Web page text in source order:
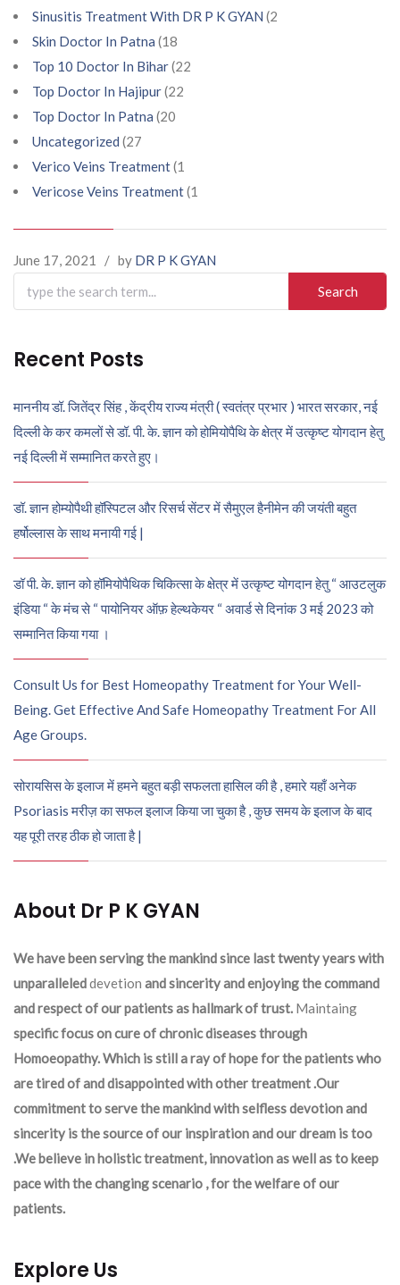
Sinusitis Treatment With DR P K GYAN (2
Skin Doctor In Patna (18
Top 10 Doctor In Bihar(22
Top Doctor In Hajipur(22
Top Doctor In Patna (20
Uncategorized (27
Verico Veins Treatment(1
Vericose Veins Treatment(1
June 17, 2021 / by DR P K GYAN
Search
for:
Recent Posts
माननीय डॉ. जितेंद्र सिंह , केंद्रीय राज्य मंत्री ( स्वतंत्र प्रभार ) भारत सरकार, नई
दिल्ली के कर कमलों से डॉ. पी. के. ज्ञान को होमियोपैथि के क्षेत्र में उत्कृष्ट योगदान हेतु
नई दिल्ली में सम्मानित करते हुए।
डॉ. ज्ञान होम्योपैथी हॉस्पिटल और रिसर्च सेंटर में सैमुएल हैनीमेन की जयंती बहुत
हर्षोल्लास के साथ मनायी गई |
डॉ पी. के. ज्ञान को हॉमियोपैथिक चिकित्सा के क्षेत्र में उत्कृष्ट योगदान हेतु “ आउटलुक
इंडिया “ के मंच से “ पायोनियर ऑफ़ हेल्थकेयर “ अवार्ड से दिनांक 3 मई 2023 को
सम्मानित किया गया ।
Consult Us for Best Homeopathy Treatment for Your Well-
Being. Get Effective And Safe Homeopathy Treatment For All
Age Groups.
सोरायसिस के इलाज में हमने बहुत बड़ी सफलता हासिल की है , हमारे यहाँ अनेक
Psoriasis मरीज़ का सफल इलाज किया जा चुका है , कुछ समय के इलाज के बाद
यह पूरी तरह ठीक हो जाता है |
About Dr P K GYAN
We have been serving the mankind since last twenty years with
unparalleleddevetion and sincerity and enjoying the command
and respect of our patients as hallmark of trust. Maintaing
specific focus on cure of chronic diseases through
Homoeopathy. Which is still a ray of hope for the patients who
are tired of and disappointed with other treatment .Our
commitment to serve the mankind with selfless devotion and
sincerity is the source of our inspiration and our dream is too
.We believe in holistic treatment, innovation as well as to keep
pace with the changing scenario , for the welfare of our
patients.
Explore Us